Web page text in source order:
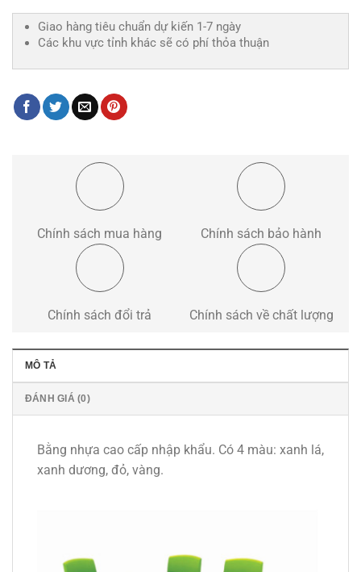
Giao hàng tiêu chuẩn dự kiến 1-7 ngày
Các khu vực tỉnh khác sẽ có phí thỏa thuận
Chính sách mua hàng Chính sách bảo hành
Chính sách đổi trả Chính sách về chất lượng
MÔ TẢ
ĐÁNH GIÁ (0)
Bằng nhựa cao cấp nhập khẩu. Có 4 màu: xanh lá,
xanh dương, đỏ, vàng.